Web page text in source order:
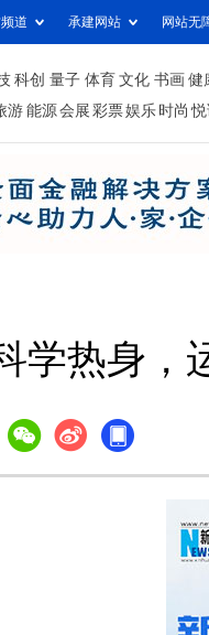
道 承建网站 网站无
科创 量子 体育 文化 书画 健
游 能源 会展 彩票娱乐 时尚
热身，